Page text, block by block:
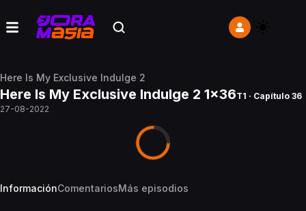
Here Is My Exclusive Indulge 2
Here Is My Exclusive Indulge 2 1x36T1 · Capítulo 36
27-08-2022
InformaciónComentariosMás episodios